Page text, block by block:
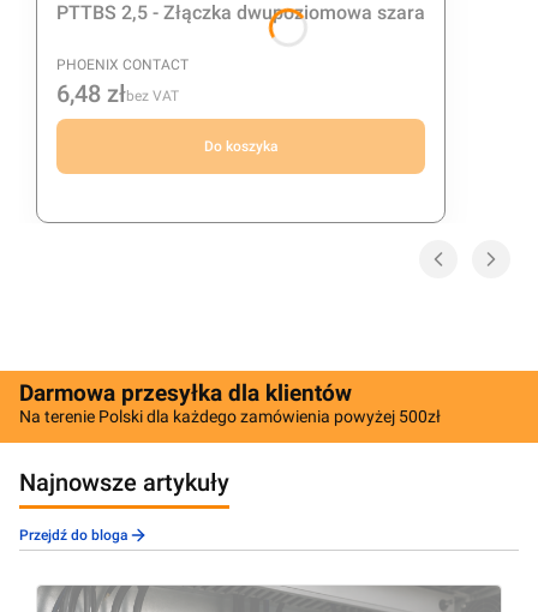
PTTBS 2,5 - Złączka dwupoziomowa szara
PRODUCENT
PHOENIX CONTACT
Cena
6,48 złbez VAT
Do koszyka
Darmowa przesyłka dla klientów
Na terenie Polski dla każdego zamówienia powyżej 500zł
Najnowsze artykuły
Przejdź do bloga